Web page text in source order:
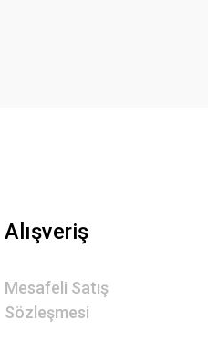
Alışveriş
Mesafeli Satış
Sözleşmesi